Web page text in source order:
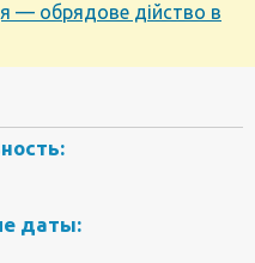
— обрядове дійство в
даты: